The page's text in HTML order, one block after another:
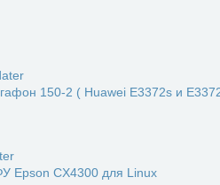
150-2 ( Huawei E3372s и
Epson CX4300 для Linux